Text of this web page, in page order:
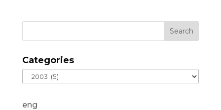
Categories
Categories
eng